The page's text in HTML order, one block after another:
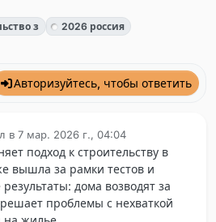
з
2026 россия
Авторизуйтесь, чтобы ответить
в 7 мар. 2026 г., 04:04
подход к строительству в
вышла за рамки тестов и
дома возводят за
проблемы с нехваткой